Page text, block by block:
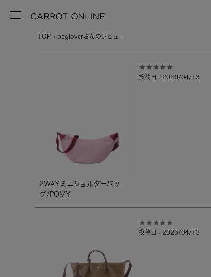
TOP bagloverさんのレビュー
2WAYミニショルダーバッ
グ/POMY
投稿日 2026/04/13
投稿日 2026/04/13